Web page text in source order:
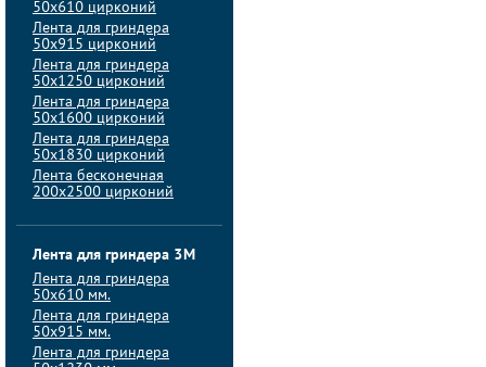
50х610 цирконий
Лента для гриндера
50х915 цирконий
Лента для гриндера
50х1250 цирконий
Лента для гриндера
50х1600 цирконий
Лента для гриндера
50x1830 цирконий
Лента бесконечная
200х2500 цирконий
Лента для гриндера 3M
Лента для гриндера
50x610 мм.
Лента для гриндера
50x915 мм.
Лента для гриндера